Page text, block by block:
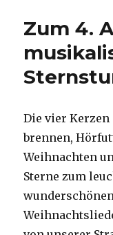
Zum 4.
Die vier
brennen,
Weihnachten
Sterne zum